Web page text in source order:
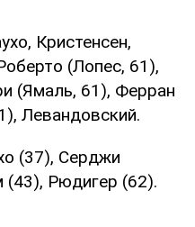
Кристенсен,
(Лопес, 61),
(Ямаль, 61), Ферран
Левандовский.
(37), Серджи
(43), Рюдигер (62).